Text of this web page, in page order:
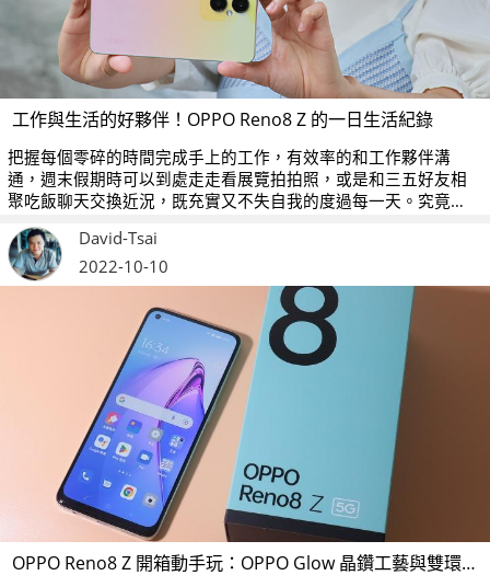
工作與生活的好夥伴！OPPO Reno8 Z 的一日生活紀錄
把握每個零碎的時間完成手上的工作，有效率的和工作夥伴溝
通，週末假期時可以到處走走看展覽拍拍照，或是和三五好友相
聚吃飯聊天交換近況，既充實又不失自我的度過每一天。究竟
OPPO Reno8 Z 是否能陪我一起達成這樣生活的手機？
David-Tsai
2022-10-10
OPPO Reno8 Z 開箱動手玩：OPPO Glow 晶鑽工藝與雙環星軌呼吸燈真的超級吸睛！